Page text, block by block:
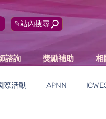
✎站內搜尋
諮詢 獎勵補助 相
際活動 APNN